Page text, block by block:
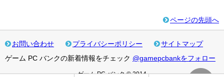
ページの先頭へ
お問い合わせ プライバシーポリシー
サイトマップ
ゲーム PC バンクの新着情報をチェック @gamepcbankをフォロー
ゲーム PC バンク © 2014